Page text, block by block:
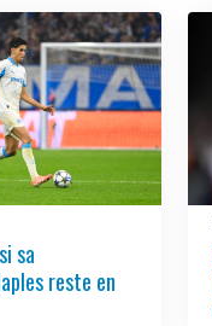
sa
reste en